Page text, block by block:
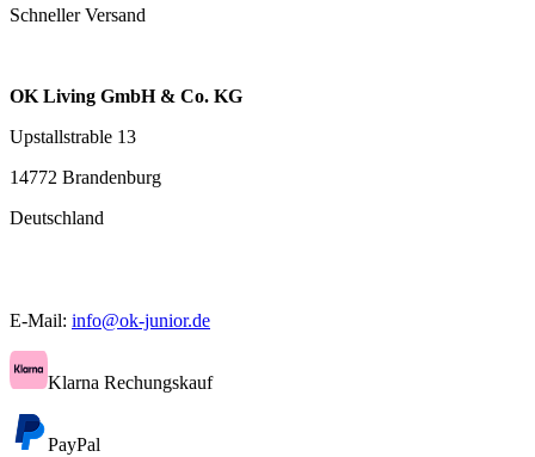
Schneller Versand
OK Living GmbH & Co. KG
Upstallstrable 13
14772 Brandenburg
Deutschland
E-Mail: info@ok-junior.de
Klarna Rechungskauf
PayPal